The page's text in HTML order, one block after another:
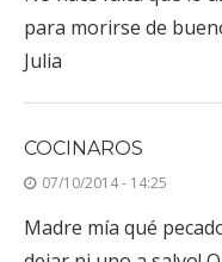
para morirse de
Julia
COCINAROS
07/10/2014 - 14:25
Madre mía qué